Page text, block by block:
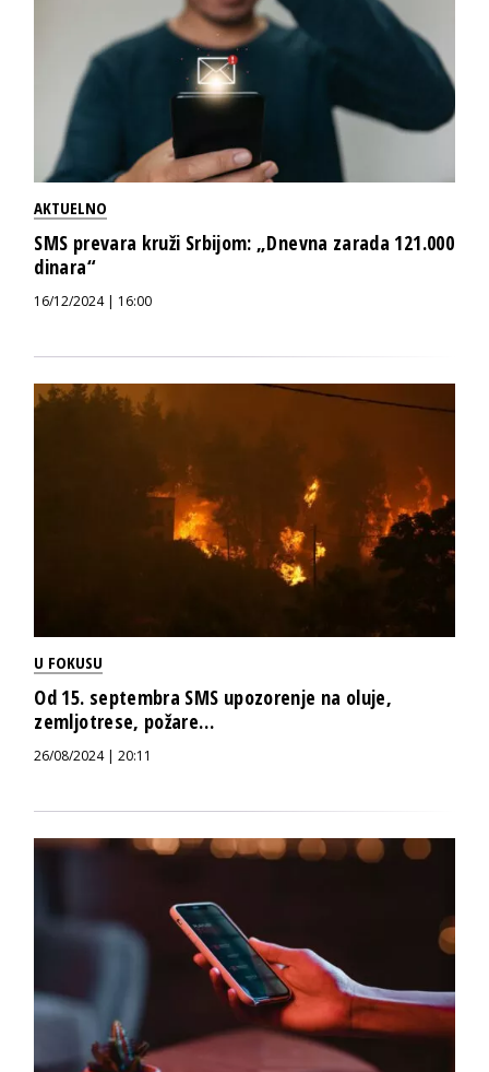
AKTUELNO
SMS prevara kruži Srbijom: „Dnevna zarada 121.000
dinara“
16/12/2024 | 16:00
U FOKUSU
Od 15. septembra SMS upozorenje na oluje,
zemljotrese, požare…
26/08/2024 | 20:11